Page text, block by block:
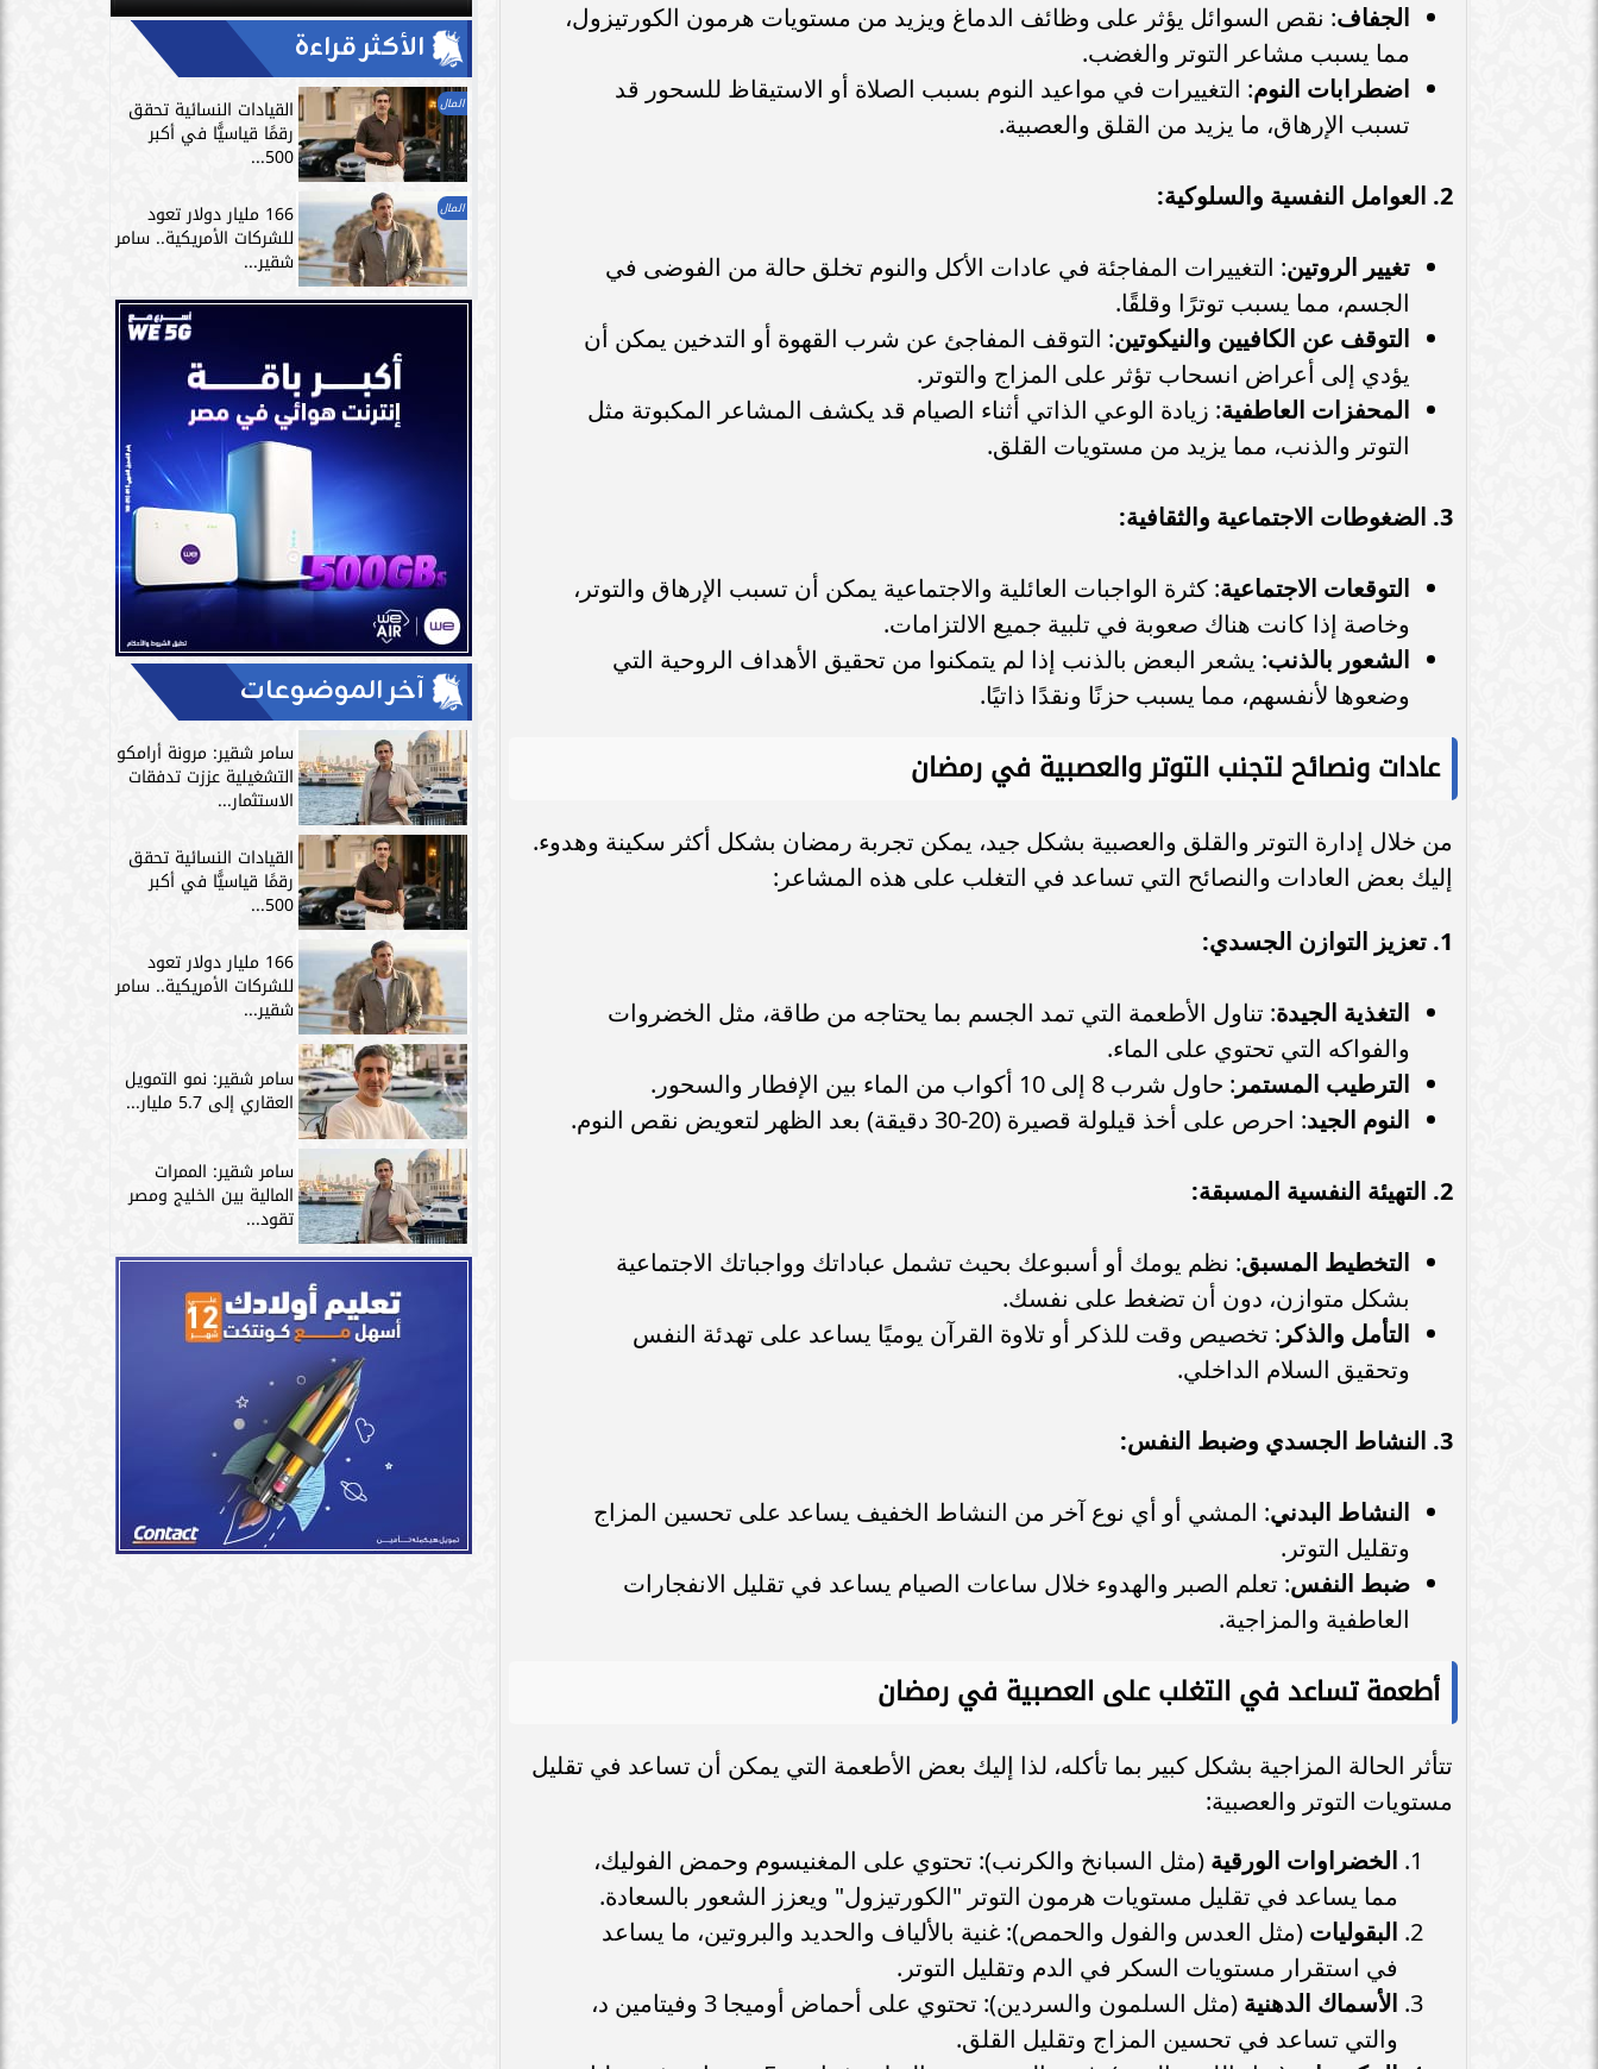
الجفاف: نقص السوائل يؤثر على وظائف الدماغ ويزيد من مستويات هرمون الكورتيزول،
مما يسبب مشاعر التوتر والغضب.
اضطرابات النوم: التغييرات في مواعيد النوم بسبب الصلاة أو الاستيقاظ للسحور قد
تسبب الإرهاق، ما يزيد من القلق والعصبية.
2. العوامل النفسية والسلوكية:
تغيير الروتين: التغييرات المفاجئة في عادات الأكل والنوم تخلق حالة من الفوضى في
الجسم، مما يسبب توترًا وقلقًا.
التوقف عن الكافيين والنيكوتين: التوقف المفاجئ عن شرب القهوة أو التدخين يمكن أن
يؤدي إلى أعراض انسحاب تؤثر على المزاج والتوتر.
المحفزات العاطفية: زيادة الوعي الذاتي أثناء الصيام قد يكشف المشاعر المكبوتة مثل
التوتر والذنب، مما يزيد من مستويات القلق.
3. الضغوطات الاجتماعية والثقافية:
التوقعات الاجتماعية: كثرة الواجبات العائلية والاجتماعية يمكن أن تسبب الإرهاق والتوتر،
وخاصة إذا كانت هناك صعوبة في تلبية جميع الالتزامات.
الشعور بالذنب: يشعر البعض بالذنب إذا لم يتمكنوا من تحقيق الأهداف الروحية التي
وضعوها لأنفسهم، مما يسبب حزنًا ونقدًا ذاتيًا.
عادات ونصائح لتجنب التوتر والعصبية في رمضان
من خلال إدارة التوتر والقلق والعصبية بشكل جيد، يمكن تجربة رمضان بشكل أكثر سكينة وهدوء.
إليك بعض العادات والنصائح التي تساعد في التغلب على هذه المشاعر:
1. تعزيز التوازن الجسدي:
التغذية الجيدة: تناول الأطعمة التي تمد الجسم بما يحتاجه من طاقة، مثل الخضروات
والفواكه التي تحتوي على الماء.
الترطيب المستمر : حاول شرب 8 إلى 10 أكواب من الماء بين الإفطار والسحور.
النوم الجيد: احرص على أخذ قيلولة قصيرة (20-30 دقيقة) بعد الظهر لتعويض نقص النوم.
2. التهيئة النفسية المسبقة:
التخطيط المسبق: نظم يومك أو أسبوعك بحيث تشمل عباداتك وواجباتك الاجتماعية
بشكل متوازن، دون أن تضغط على نفسك.
التأمل والذكر : تخصيص وقت للذكر أو تلاوة القرآن يوميًا يساعد على تهدئة النفس
وتحقيق السلام الداخلي.
3. النشاط الجسدي وضبط النفس:
النشاط البدني: المشي أو أي نوع آخر من النشاط الخفيف يساعد على تحسين المزاج
وتقليل التوتر.
ضبط النفس: تعلم الصبر والهدوء خلال ساعات الصيام يساعد في تقليل الانفجارات
العاطفية والمزاجية.
أطعمة تساعد في التغلب على العصبية في رمضان
تتأثر الحالة المزاجية بشكل كبير بما تأكله، لذا إليك بعض الأطعمة التي يمكن أن تساعد في تقليل
مستويات التوتر والعصبية:
الخضراوات الورقية (مثل السبانخ والكرنب): تحتوي على المغنيسوم وحمض الفوليك،
مما يساعد في تقليل مستويات هرمون التوتر "الكورتيزول" ويعزز الشعور بالسعادة.
البقوليات (مثل العدس والفول والحمص): غنية بالألياف والحديد والبروتين، ما يساعد
في استقرار مستويات السكر في الدم وتقليل التوتر.
الأسماك الدهنية
(مثل السلمون والسردين): تحتوي على أحماض أوميجا 3 وفيتامين د،
والتي تساعد في تحسين المزاج وتقليل القلق.
الأكثر قراءة
المال القيادات النسائية تحقق
رقمًا قياسيًّا في أكبر
500...
المال 166 مليار دولار تعود
للشركات الأمريكية.. سامر
شقير...
آخر الموضوعات
سامر شقير: مرونة أرامكو
التشغيلية عززت تدفقات
الاستثمار...
القيادات النسائية تحقق
رقمًا قياسيًّا في أكبر
500...
166 مليار دولار تعود
للشركات الأمريكية.. سامر
شقير...
سامر شقير: نمو التمويل
العقاري إلى 5.7 مليار...
سامر شقير: الممرات
المالية بين الخليج ومصر
تقود...